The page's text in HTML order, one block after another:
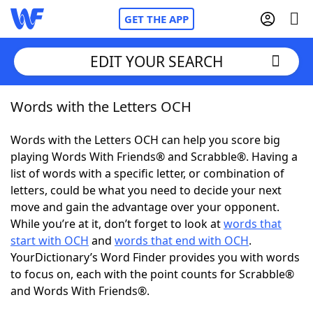
GET THE APP
Home
Words With FriendsCheat
NYT Crossplay Cheat
ScrabbleHelpers
Today's NYT GamesHints & Answers
Word GamesHelpers
EDIT YOUR SEARCH
Words with the Letters OCH
Words with the Letters OCH can help you score big
playing Words With Friends® and Scrabble®. Having a
list of words with a specific letter, or combination of
letters, could be what you need to decide your next
move and gain the advantage over your opponent.
While you’re at it, don’t forget to look atwords that
start with OCH and words that end with OCH.
YourDictionary’s Word Finder provides you with words
to focus on, each with the point counts for Scrabble®
and Words With Friends®.